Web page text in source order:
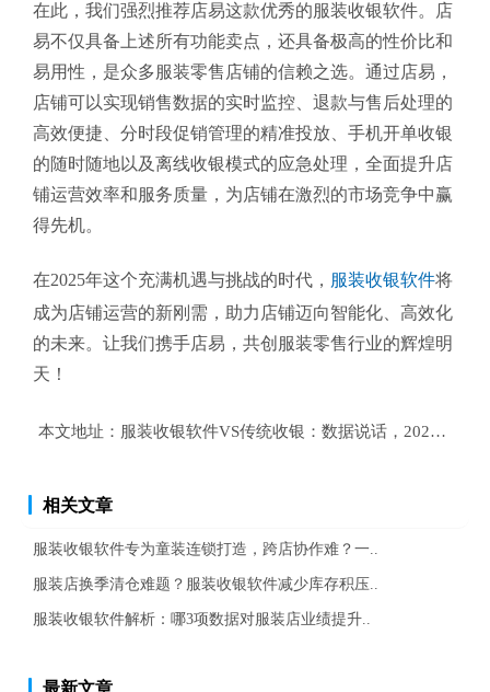
在此，我们强烈推荐店易这款优秀的服装收银软件。店
易不仅具备上述所有功能卖点，还具备极高的性价比和
易用性，是众多服装零售店铺的信赖之选。通过店易，
店铺可以实现销售数据的实时监控、退款与售后处理的
高效便捷、分时段促销管理的精准投放、手机开单收银
的随时随地以及离线收银模式的应急处理，全面提升店
铺运营效率和服务质量，为店铺在激烈的市场竞争中赢
得先机。
在2025年这个充满机遇与挑战的时代， 服装收银软件将
成为店铺运营的新刚需，助力店铺迈向智能化、高效化
的未来。让我们携手店易，共创服装零售行业的辉煌明
天！
本文地址： 服装收银软件VS传统收银：数据说话，2025年店
相关文章
服装收银软件专为童装连锁打造，跨店协作难？一..
服装店换季清仓难题？服装收银软件减少库存积压..
服装收银软件解析：哪3项数据对服装店业绩提升..